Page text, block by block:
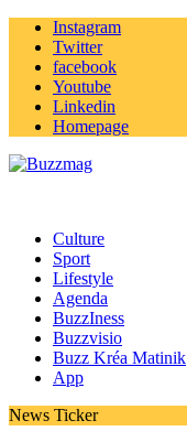
Instagram
Twitter
facebook
Youtube
Linkedin
Homepage
Culture
Sport
Lifestyle
Agenda
BuzzIness
Buzzvisio
Buzz Kréa Matinik
App
News Ticker